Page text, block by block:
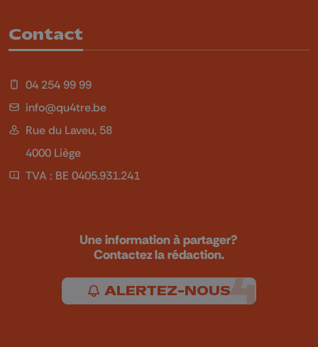
Contact
04 254 99 99
info@qu4tre.be
Rue du Laveu, 58
4000 Liège
TVA : BE 0405.931.241
Une information à partager?
Contactez la rédaction.
ALERTEZ-NOUS